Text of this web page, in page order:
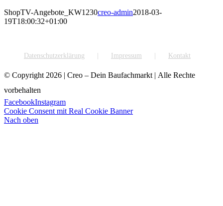
ShopTV-Angebote_KW1230creo-admin2018-03-
19T18:00:32+01:00
Datenschutzerklärung Impressum Kontakt
© Copyright 2026 | Creo – Dein Baufachmarkt | Alle Rechte
vorbehalten
FacebookInstagram
Cookie Consent mit Real Cookie Banner
Nach oben